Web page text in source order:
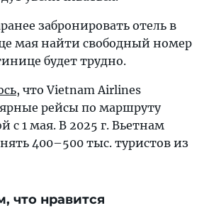
забронировать отель в
мая найти свободный номер
будет трудно.
, что Vietnam Airlines
рейсы по маршруту
с 1 мая. В 2025 г. Вьетнам
400–500 тыс. туристов из
что нравится